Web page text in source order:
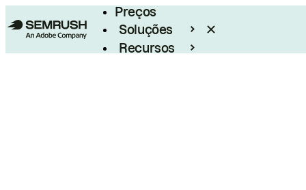
Preços
Soluções
Recursos